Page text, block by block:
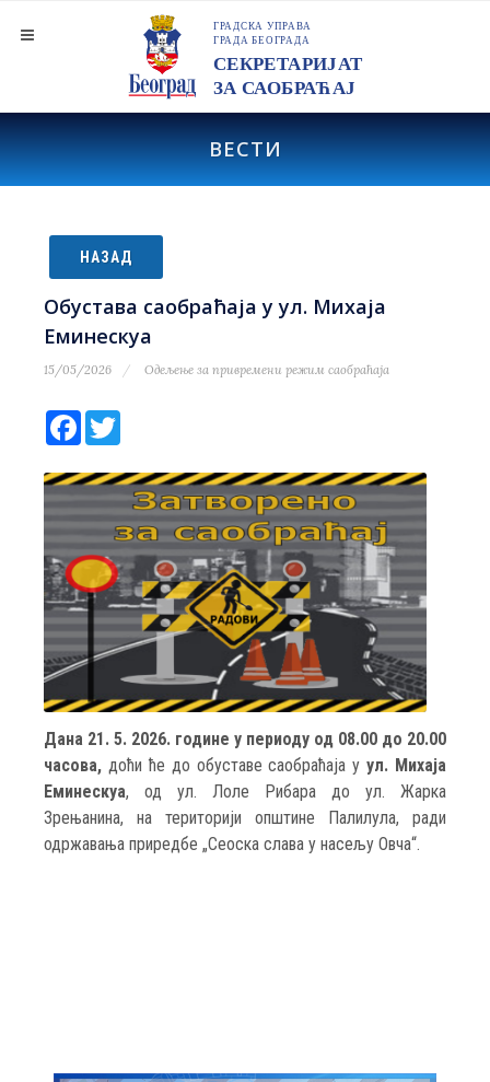
ВЕСТИ
НАЗАД
Обустава саобраћаја у ул. Михаја
Еминескуа
15/05/2026 Одељење за привремени режим саобраћаја
Facebook
Дана 21. 5. 2026. године у периоду од 08.00 до 20.00
часова, доћи ће до обуставе саобраћаја уул. Михаја
Еминескуа, од ул. Лоле Рибара до ул. Жарка
Зрењанина, на територији општине Палилула, ради
одржавања приредбе „Сеоска слава у насељу Овча“.